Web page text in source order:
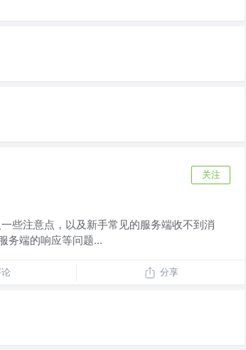
关注
些注意点，以及新手常见的服务端收不到消
务端的响应等问题...
分享